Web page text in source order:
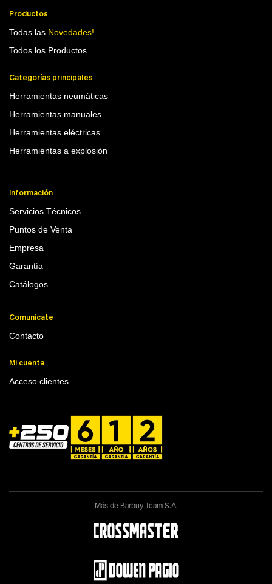
Productos
Todas las Novedades!
Todos los Productos
Categorías principales
Herramientas neumáticas
Herramientas manuales
Herramientas eléctricas
Herramientas a explosión
Información
Servicios Técnicos
Puntos de Venta
Empresa
Garantía
Catálogos
Comunicate
Contacto
Mi cuenta
Acceso clientes
Más de Barbuy Team S.A.